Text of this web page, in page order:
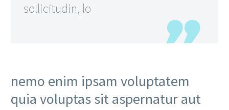
sollicitudin, lo
nemo enim ipsam voluptatem
quia voluptas sit aspernatur aut